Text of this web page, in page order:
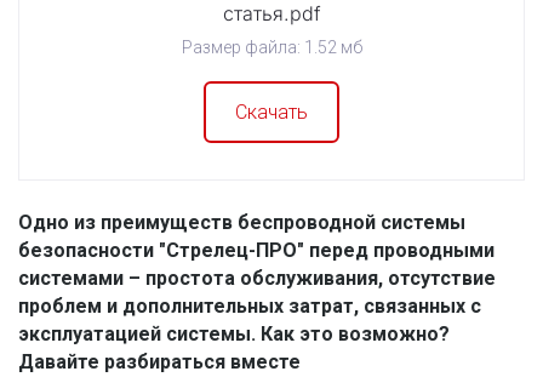
статья.pdf
Размер файла: 1.52 мб
Скачать
Одно из преимуществ беспроводной системы
безопасности "Стрелец-ПРО" перед проводными
системами – простота обслуживания, отсутствие
проблем и дополнительных затрат, связанных с
эксплуатацией системы. Как это возможно?
Давайте разбираться вместе